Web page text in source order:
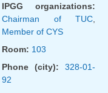
IPGG organizations:
Chairman of TUC
Member of CYS
Room: 103
Phone (city): 328-01-
92